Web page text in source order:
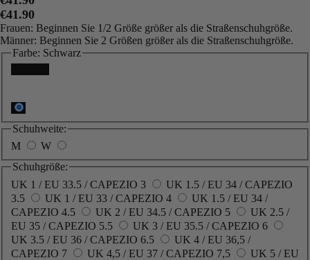
€41.90
Frauen: Beginnen Sie 1/2 Größe größer als die Straßenschuhgröße.
Männer: Beginnen Sie 2 Größen größer als die Straßenschuhgröße.
Farbe: Schwarz
Schuhweite:
M
W
Schuhgröße:
UK 1 / EU 33.5 / CAPEZIO 3
UK 1.5 / EU 34 / CAPEZIO
3.5
UK 1 / EU 33 / CAPEZIO 4
UK 1.5 / EU 34 /
CAPEZIO 4.5
UK 2 / EU 34.5 / CAPEZIO 5
UK 2.5 /
EU 35 / CAPEZIO 5.5
UK 3 / EU 35.5 / CAPEZIO 6
UK 3.5 / EU 36 / CAPEZIO 6.5
UK 4 / EU 36,5 /
CAPEZIO 7
UK 4,5 / EU 37 / CAPEZIO 7,5
UK 5 / EU